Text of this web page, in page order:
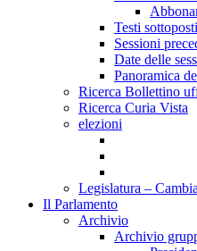
Testi
Sessioni
Date delle
Panoramica
Ricerca Bollettino
Ricerca Curia Vista
elezioni
Legislatura –
Il Parlamento
Archivio
Archivio